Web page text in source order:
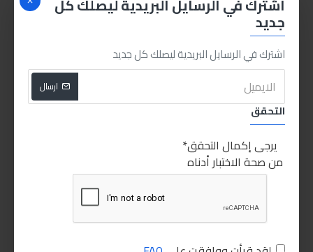
اشترك في الرسايل البريدية ليصلك كل
جديد
اشترك في الرسايل البريدية ليصلك كل جديد
ارسال
التحقق
يرجى إكمال التحقق
من صحة الاختبار أدناه
شنيور انكو 710 وات
520.00LE
اضافة للسلة
شنيور انكو 650 وات
للاسف غير متوفر حاليا